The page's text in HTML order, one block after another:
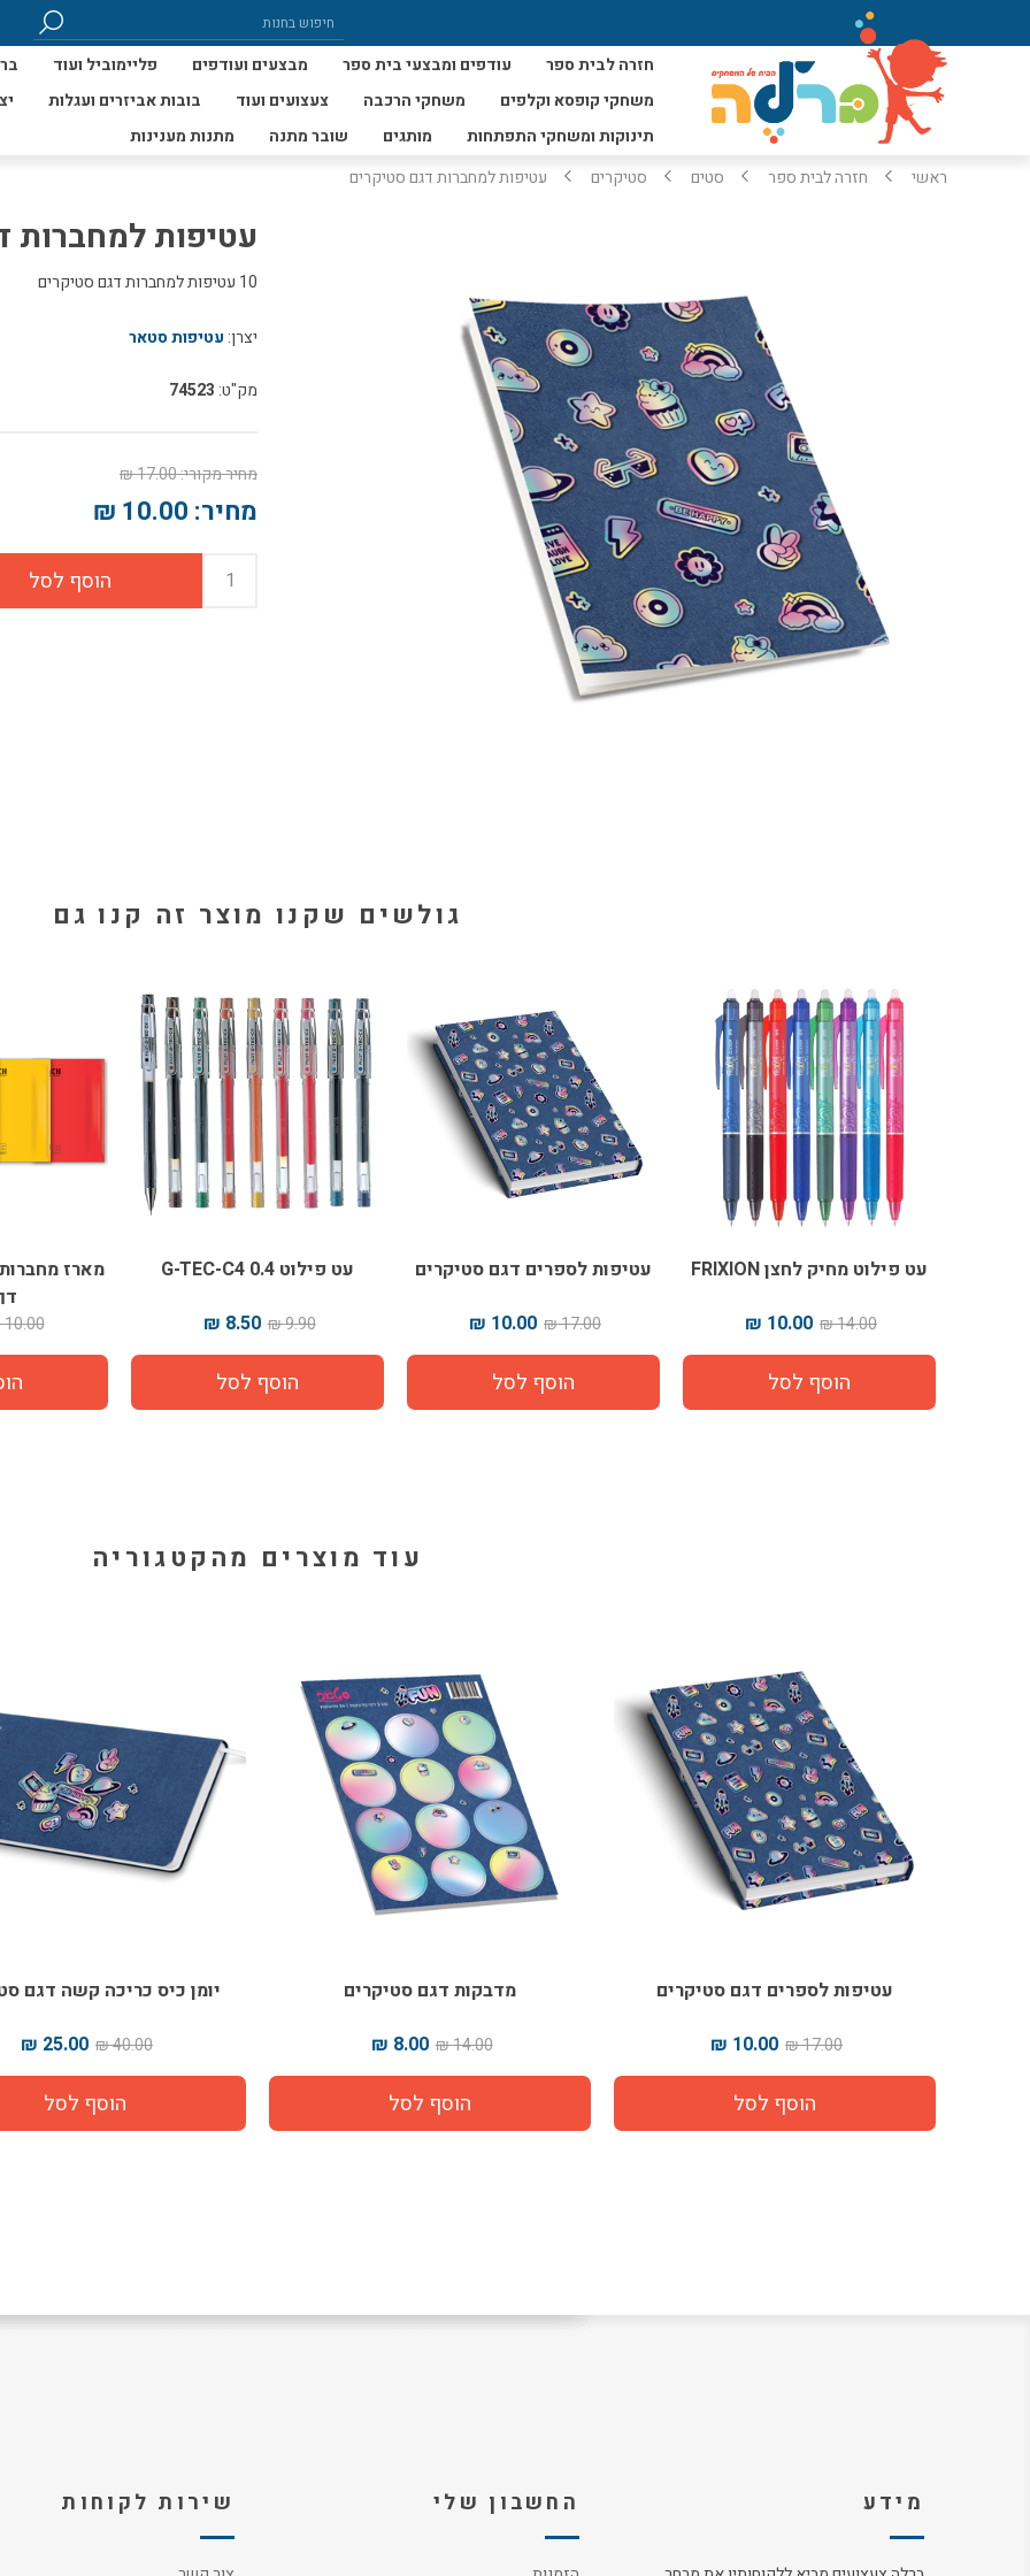
חזרה לבית ספר עודפים ומבצעי בית ספר מבצעים ועודפים פליימוביל ועוד
משחקי קופסא וקלפים
משחקי הרכבה צעצועים ועוד בובות אביזרים ועגלות
תינוקות ומשחקי התפתחות
מותגים שובר מתנה
מתנות מענינות
ראשי
חזרה לבית ספר סטים סטיקרים עטיפות למחברות דגם סטיקרים
עטיפות למחברות
10 עטיפות למחברות דגם סטיקרים
יצרן: עטיפות סטאר
מק"ט: 74523
מחיר מקורי:17.00 ₪
מחיר: 10.00 ₪
גולשים שקנו מוצר זה קנו גם
עט פילוט מחיק לחצן FRIXION
14.00 ₪
10.00 ₪
עטיפות לספרים דגם סטיקרים
17.00 ₪
10.00 ₪
עט פילוט G-TEC-C4 0.4
9.90 ₪
8.50 ₪
10.00 ₪
עוד מוצרים מהקטגוריה
עטיפות לספרים דגם סטיקרים
17.00 ₪
10.00 ₪
מדבקות דגם סטיקרים
14.00 ₪
8.00 ₪
יומן כיס כריכה קשה דגם
40.00 ₪
25.00 ₪
מידע החשבון שלי שירות לקוחות